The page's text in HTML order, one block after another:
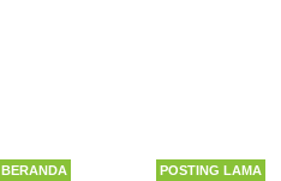
POSTING LAMA
BERANDA